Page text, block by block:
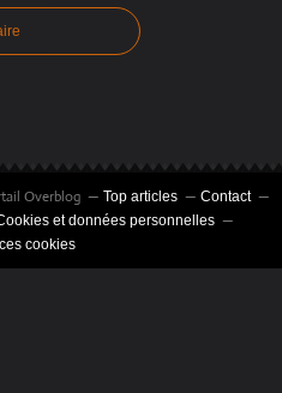
Overblog Top articles
Contact
et données personnelles
cookies